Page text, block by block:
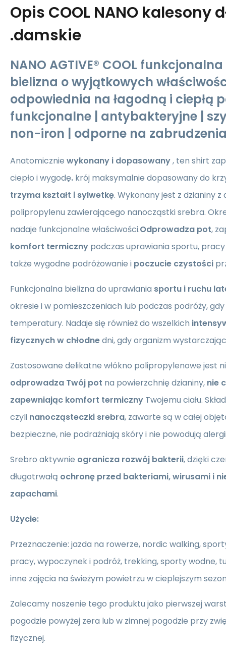
Opis COOL NANO kalesony
.damskie
NANO AGTIVE® COOL
bielizna o wyjątkowych
odpowiednia na łagodną i ciepłą
funkcjonalne | antybakteryjne |
non-iron | odporne na
Anatomicznie wykonany i dopasowany, ten shirt
ciepło i wygodę. krój maksymalnie dopasowany do
trzyma kształt i sylwetkę. Wykonany jest z dzianiny
polipropylenu zawierającego nanocząstki srebra.
nadaje funkcjonalne właściwości.Odprowadza pot,
komfort termiczny podczas uprawiania sportu,
także wygodne podróżowanie i poczucie czystości
Funkcjonalna bielizna do uprawiania sportu i ruchu
okresie i w pomieszczeniach lub podczas podróży, gdy
temperatury. Nadaje się również do wszelkich
fizycznych w chłodnedni, gdy organizm
Zastosowane delikatne włókno polipropylenowe jest
odprowadza Twój pot na powierzchnię dzianiny, nie
zapewniając komfort termiczny Twojemu ciału.
czyli nanocząsteczki srebra, zawarte są w całej
bezpieczne, nie podrażniają skóry i nie powodują
Srebro aktywnie ogranicza rozwój bakterii, dzięki
długotrwałą ochronę przed bakteriami, wirusami i
zapachami.
Użycie:
Przeznaczenie: jazda na rowerze, nordic walking,
pracy, wypoczynek i podróż, trekking, sporty wodne,
inne zajęcia na świeżym powietrzu w cieplejszym
Zalecamy noszenie tego produktu jako pierwszej
pogodzie powyżej zera lub w zimnej pogodzie przy
fizycznej.